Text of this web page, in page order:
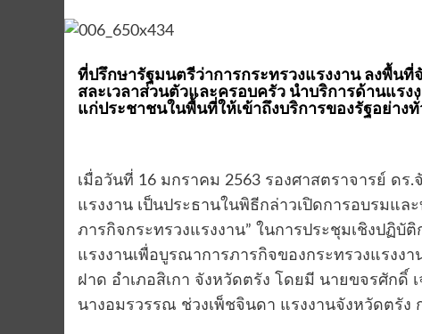
ที่ปรึกษารัฐมนตรีว่าการกระทรวงแรงงาน ลงพื้น
สละเวลาส่วนตัวและครอบครัว นำบริการด้านแ
แก่ประชาชนในพื้นที่ให้เข้าถึงบริการของรัฐอย่าง
เมื่อวันที่ 16 มกราคม 2563 รองศาสตราจารย์ ด
แรงงาน เป็นประธานในพิธีกล่าวเปิดการอบรมแล
ภารกิจกระทรวงแรงงาน” ในการประชุมเชิงปฏิบั
แรงงานเพื่อบูรณาการภารกิจของกระทรวงแรงง
ฝาด อำเภอสิเกา จังหวัดตรัง โดยมี นายขจรศักดิ์
นางอมรวรรณ ช่วงเพ็ชจินดา แรงงานจังหวัดตรัง